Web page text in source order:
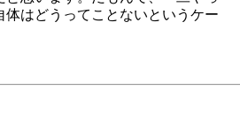
はどうってことないというケー